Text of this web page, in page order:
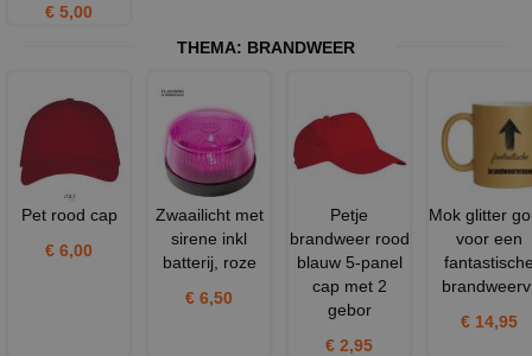
€ 5,00
THEMA: BRANDWEER
Pet rood cap
€ 6,00
Zwaailicht met
sirene inkl
batterij, roze
€ 6,50
Petje
brandweer rood
blauw 5-panel
cap met 2
gebor
€ 2,95
Mok glitter
voor een
€ 14,95